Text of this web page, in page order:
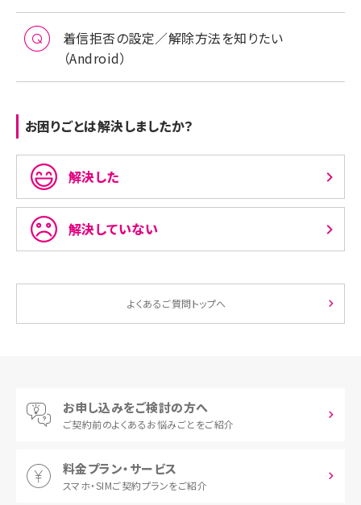
着信拒否の設定／解除方法を知りたい
（Android）
お困りごとは解決しましたか？
解決した
解決していない
よくあるご質問トップへ
お申し込みをご検討の方へ
ご契約前のよくあるお悩みごとをご紹介
料金プラン・サービス
スマホ・SIMご契約プランをご紹介